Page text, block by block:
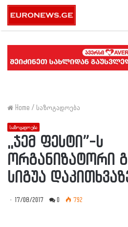
Home / საზოგადოება
საზოგადოება
,,ჯემ ფესტი”-ს
ორგანიზატორი
სიგუა
17/08/2017 0 792